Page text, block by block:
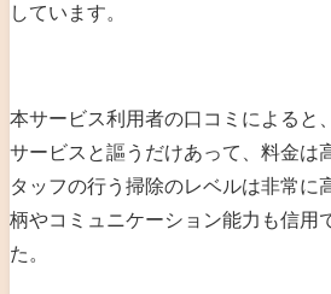
しています。
本サービス利用者の口コミによると
サービスと謳うだけあって、料金は
タッフの行う掃除のレベルは非常に
柄やコミュニケーション能力も信用
た。